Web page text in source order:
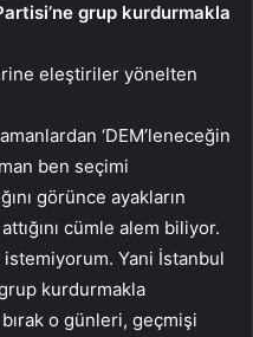
grup kurdurmakla
eleştiriler yönelten
‘DEM’leneceğin
ben seçimi
görünce ayakların
cümle alem biliyor.
Yani İstanbul
kurdurmakla
o günleri, geçmişi